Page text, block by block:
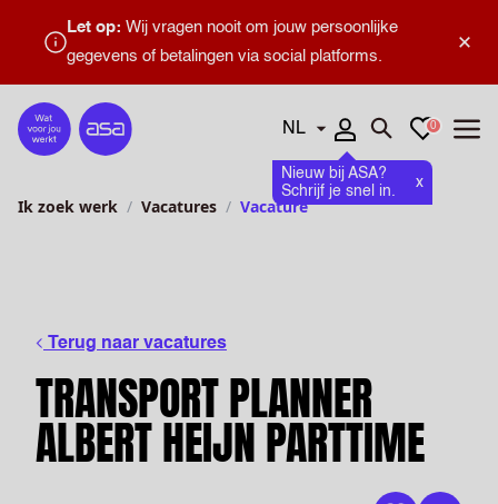
×
Let op: Wij vragen nooit om jouw persoonlijke
gegevens of betalingen via social platforms.
Home
Talen
Nieuw bij ASA?
Schrijf je snel in.
x
Zoeken openen
Favorieten
0
Ik zoek werk Vacatures Vacature
Terug naar vacatures
TRANSPORT PLANNER
ALBERT HEIJN PARTTIME